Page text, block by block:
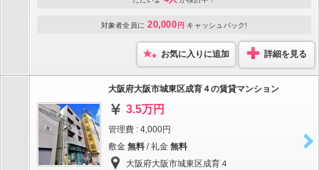
対象者全員に 20,000 円 キャッシュバック!
お気に入りに追加 詳細を見る
大阪府大阪市城東区成育４の賃貸マンション
3.5万円
管理費 : 4,000円
敷金 無料 / 礼金 無料
大阪府大阪市城東区成育４